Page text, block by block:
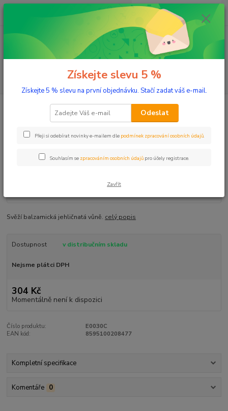
Menu
(Po-Pá, 10-17 hod.)
ks
0 Kč
Aromaterapie Éterické oleje Borovice 20 ml
Borovice 20 ml
Svěží balzamická jehličnatá vůně. celý popis
Dostupnost v distribučním skladu
Nejsme plátci DPH
304 Kč
Momentálně není k dispozici
Číslo produktu:
E0030C
EAN kód:
8595100208477
Kompletní specifikace
Komentáře 0
Získejte slevu 5 %
Získejte 5 % slevu na první objednávku. Stačí zadat váš e-mail.
Odeslat
Přeji si odebírat novinky e-mailem dle podmínek zpracování osobních údajů.
Souhlasím se zpracováním osobních údajů pro účely registrace.
Zavřít